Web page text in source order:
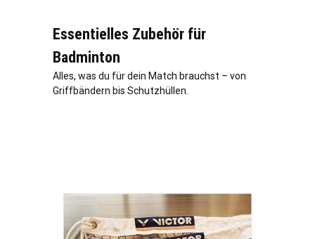
Essentielles Zubehör für
Badminton
Alles, was du für dein Match brauchst – von
Griffbändern bis Schutzhüllen.